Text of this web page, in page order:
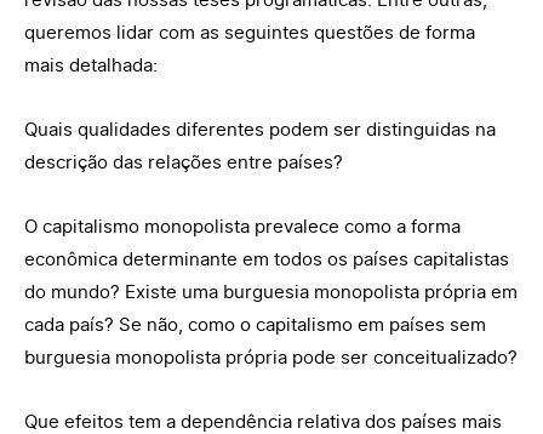
queremos lidar com as seguintes questões de forma
mais detalhada:
Quais qualidades diferentes podem ser distinguidas na
descrição das relações entre países?
O capitalismo monopolista prevalece como a forma
econômica determinante em todos os países capitalistas
do mundo? Existe uma burguesia monopolista própria em
cada país? Se não, como o capitalismo em países sem
burguesia monopolista própria pode ser conceitualizado?
Que efeitos tem a dependência relativa dos países mais